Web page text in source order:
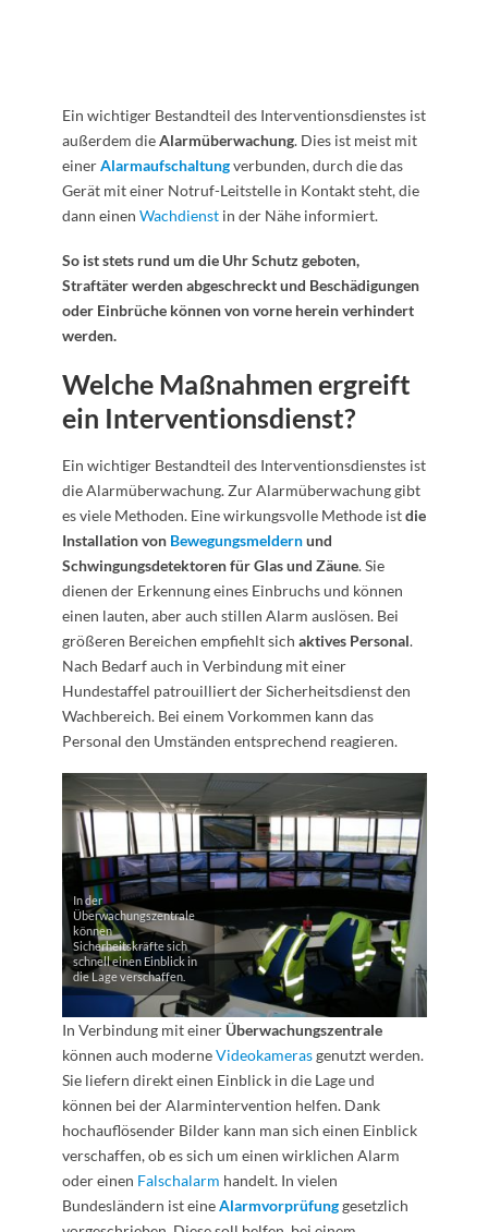
Ein wichtiger Bestandteil des Interventionsdienstes ist
außerdem dieAlarmüberwachung. Dies ist meist mit
einerAlarmaufschaltungverbunden, durch die das
Gerät mit einer Notruf-Leitstelle in Kontakt steht, die
dann einen Wachdienstin der Nähe informiert.
So ist stets rund um die Uhr Schutz geboten,
Straftäter werden abgeschreckt und Beschädigungen
oder Einbrüche können von vorne herein verhindert
werden.
Welche Maßnahmen ergreift
ein Interventionsdienst?
Ein wichtiger Bestandteil des Interventionsdienstes ist
die Alarmüberwachung. Zur Alarmüberwachung gibt
es viele Methoden. Eine wirkungsvolle Methode istdie
Installation von Bewegungsmeldernund
Schwingungsdetektoren für Glas und Zäune. Sie
dienen der Erkennung eines Einbruchs und können
einen lauten, aber auch stillen Alarm auslösen. Bei
größeren Bereichen empfiehlt sich aktives Personal.
Nach Bedarf auch in Verbindung mit einer
Hundestaffel patrouilliert der Sicherheitsdienst den
Wachbereich. Bei einem Vorkommen kann das
Personal den Umständen entsprechend reagieren.
In der
Überwachungszentrale
können
Sicherheitskräfte sich
schnell einen Einblick in
die Lage verschaffen.
In Verbindung mit einer Überwachungszentrale
können auch moderneVideokamerasgenutzt werden.
Sie liefern direkt einen Einblick in die Lage und
können bei der Alarmintervention helfen. Dank
hochauflösender Bilder kann man sich einen Einblick
verschaffen, ob es sich um einen wirklichen Alarm
oder einen Falschalarm handelt. In vielen
Bundesländern ist eineAlarmvorprüfunggesetzlich